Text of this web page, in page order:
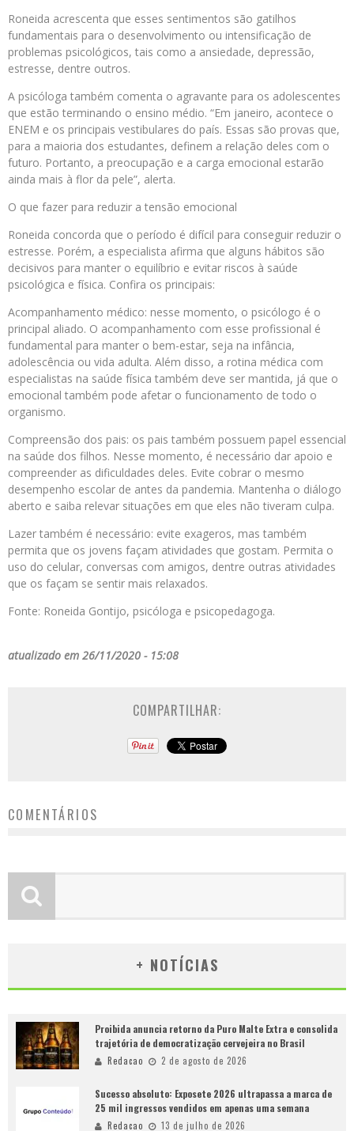
Roneida acrescenta que esses sentimentos são gatilhos
fundamentais para o desenvolvimento ou intensificação de
problemas psicológicos, tais como a ansiedade, depressão,
estresse, dentre outros.
A psicóloga também comenta o agravante para os adolescentes
que estão terminando o ensino médio. “Em janeiro, acontece o
ENEM e os principais vestibulares do país. Essas são provas que,
para a maioria dos estudantes, definem a relação deles com o
futuro. Portanto, a preocupação e a carga emocional estarão
ainda mais à flor da pele”, alerta.
O que fazer para reduzir a tensão emocional
Roneida concorda que o período é difícil para conseguir reduzir o
estresse. Porém, a especialista afirma que alguns hábitos são
decisivos para manter o equilíbrio e evitar riscos à saúde
psicológica e física. Confira os principais:
Acompanhamento médico: nesse momento, o psicólogo é o
principal aliado. O acompanhamento com esse profissional é
fundamental para manter o bem-estar, seja na infância,
adolescência ou vida adulta. Além disso, a rotina médica com
especialistas na saúde física também deve ser mantida, já que o
emocional também pode afetar o funcionamento de todo o
organismo.
Compreensão dos pais: os pais também possuem papel essencial
na saúde dos filhos. Nesse momento, é necessário dar apoio e
compreender as dificuldades deles. Evite cobrar o mesmo
desempenho escolar de antes da pandemia. Mantenha o diálogo
aberto e saiba relevar situações em que eles não tiveram culpa.
Lazer também é necessário: evite exageros, mas também
permita que os jovens façam atividades que gostam. Permita o
uso do celular, conversas com amigos, dentre outras atividades
que os façam se sentir mais relaxados.
Fonte: Roneida Gontijo, psicóloga e psicopedagoga.
atualizado em 26/11/2020 - 15:08
COMPARTILHAR:
COMENTÁRIOS
+ NOTÍCIAS
Proibida anuncia retorno da Puro Malte Extra e consolida
trajetória de democratização cervejeira no Brasil
Redacao 2 de agosto de 2026
Sucesso absoluto: Exposete 2026 ultrapassa a marca de
25 mil ingressos vendidos em apenas uma semana
Redacao 13 de julho de 2026